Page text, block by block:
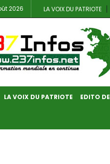
2026 LA VOIX DU PATRIOTE
LA VOIX DU PATRIOTE EDITO